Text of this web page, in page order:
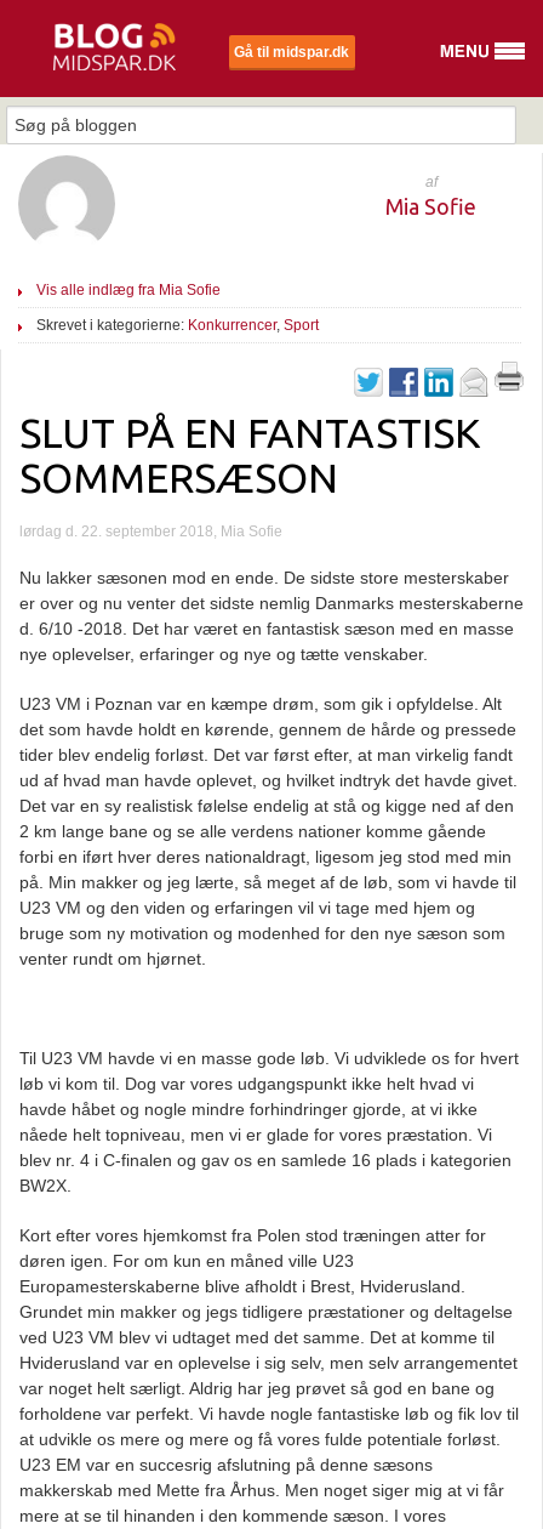
Gå til midspar.dk
af
Mia Sofie
Vis alle indlæg fra Mia Sofie
Skrevet i kategorierne: Konkurrencer, Sport
SLUT PÅ EN FANTASTISK
SOMMERSÆSON
lørdag d. 22. september 2018, Mia Sofie
Nu lakker sæsonen mod en ende. De sidste store mesterskaber
er over og nu venter det sidste nemlig Danmarks mesterskaberne
d. 6/10 -2018. Det har været en fantastisk sæson med en masse
nye oplevelser, erfaringer og nye og tætte venskaber.
U23 VM i Poznan var en kæmpe drøm, som gik i opfyldelse. Alt
det som havde holdt en kørende, gennem de hårde og pressede
tider blev endelig forløst. Det var først efter, at man virkelig fandt
ud af hvad man havde oplevet, og hvilket indtryk det havde givet.
Det var en sy realistisk følelse endelig at stå og kigge ned af den
2 km lange bane og se alle verdens nationer komme gående
forbi en iført hver deres nationaldragt, ligesom jeg stod med min
på. Min makker og jeg lærte, så meget af de løb, som vi havde til
U23 VM og den viden og erfaringen vil vi tage med hjem og
bruge som ny motivation og modenhed for den nye sæson som
venter rundt om hjørnet.
Til U23 VM havde vi en masse gode løb. Vi udviklede os for hvert
løb vi kom til. Dog var vores udgangspunkt ikke helt hvad vi
havde håbet og nogle mindre forhindringer gjorde, at vi ikke
nåede helt topniveau, men vi er glade for vores præstation. Vi
blev nr. 4 i C-finalen og gav os en samlede 16 plads i kategorien
BW2X.
Kort efter vores hjemkomst fra Polen stod træningen atter for
døren igen. For om kun en måned ville U23
Europamesterskaberne blive afholdt i Brest, Hviderusland.
Grundet min makker og jegs tidligere præstationer og deltagelse
ved U23 VM blev vi udtaget med det samme. Det at komme til
Hviderusland var en oplevelse i sig selv, men selv arrangementet
var noget helt særligt. Aldrig har jeg prøvet så god en bane og
forholdene var perfekt. Vi havde nogle fantastiske løb og fik lov til
at udvikle os mere og mere og få vores fulde potentiale forløst.
U23 EM var en succesrig afslutning på denne sæsons
makkerskab med Mette fra Århus. Men noget siger mig at vi får
mere at se til hinanden i den kommende sæson. I vores